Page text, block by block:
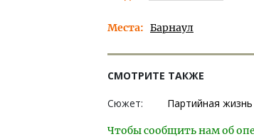
Места Барнаул
СМОТРИТЕ ТАКЖЕ
Сюжет: Партийная жизнь
Чтобы сообщить нам об